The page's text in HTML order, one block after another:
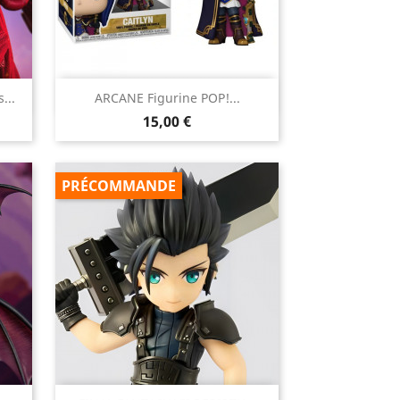
ARCANE Figurine POP!...
Prix
15,00 €
Aperçu rapide
PRÉCOMMANDE